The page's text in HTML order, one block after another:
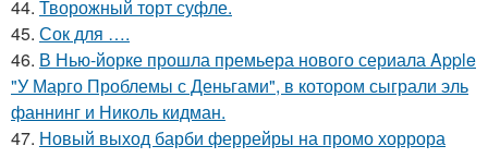
44. Творожный торт суфле.
45. Сок для ….
46. В Нью-йорке прошла премьера нового сериала Apple
"У Марго Проблемы с Деньгами", в котором сыграли эль
фаннинг и Николь кидман.
47. Новый выход барби феррейры на промо хоррора